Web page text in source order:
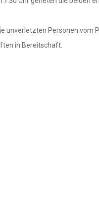
unverletzten Personen
in Bereitschaft.